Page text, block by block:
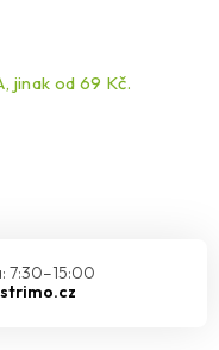
po vložení do přístroje
Speciální
vodu. Tableta přemění
Ceresit STOP
vody. Tableta
zmizí, je nutné vložit
pozná snadno.
jinak od 69 Kč.
7:30–15:00